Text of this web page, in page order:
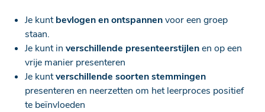
Je kuntbevlogen en ontspannenvoor een groep
staan.
Je kunt in verschillende presenteerstijlenen op een
vrije manier presenteren
Je kuntverschillende soorten stemmingen
presenteren en neerzetten om het leerproces positief
te beïnvloeden